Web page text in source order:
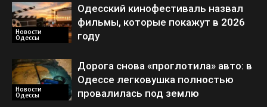
Новости
Одессы
Одесский кинофестиваль назвал
фильмы, которые покажут в 2026
году
Новости
Одессы
Дорога снова «проглотила» авто: в
Одессе легковушка полностью
провалилась под землю